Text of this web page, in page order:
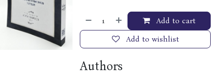
Add to cart
Add to wishlist
Authors